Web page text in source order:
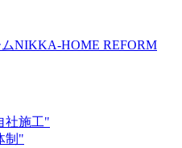
NIKKA-HOME REFORM
社施工"
制"